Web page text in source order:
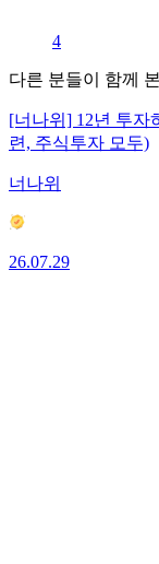
4
다른 분들이 함께
[너나위] 12년 투자
련, 주식투자 모두)
너나위
26.07.29